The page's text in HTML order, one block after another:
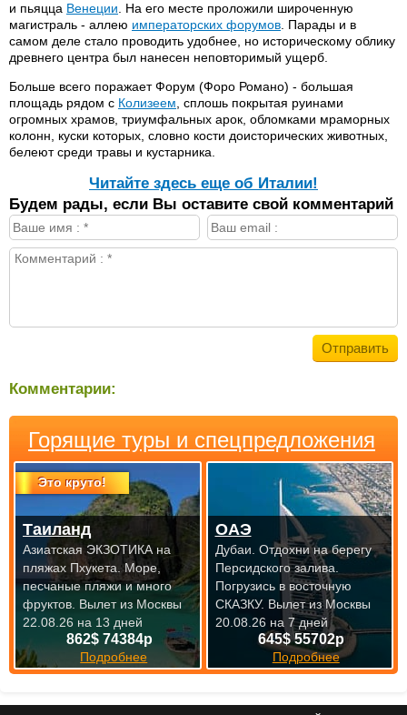
и пьяцца Венеции . На его месте проложили широченную
магистраль - аллею императорских форумов . Парады и в
самом деле стало проводить удобнее, но историческому облику
древнего центра был нанесен неповторимый ущерб.
Больше всего поражает Форум (Форо Романо) - большая
площадь рядом с Колизеем , сплошь покрытая руинами
огромных храмов, триумфальных арок, обломками мраморных
колонн, куски которых, словно кости доисторических животных,
белеют среди травы и кустарника.
Читайте здесь еще об Италии!
Будем рады, если Вы оставите свой комментарий
Комментарии:
Горящие туры и спецпредложения
Это круто!
862$ 74384р
Подробнее
Таиланд
Азиатская ЭКЗОТИКА на
пляжах Пхукета. Море,
песчаные пляжи и много
фруктов. Вылет из Москвы
22.08.26 на 13 дней
645$ 55702р
Подробнее
ОАЭ
Дубаи. Отдохни на берегу
Персидского залива.
Погрузись в восточную
СКАЗКУ. Вылет из Москвы
20.08.26 на 7 дней